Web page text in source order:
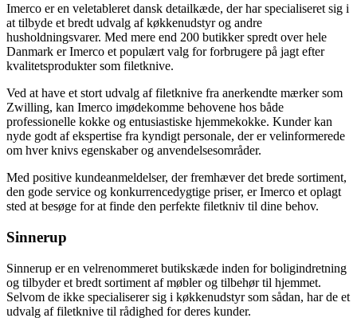
Imerco er en veletableret dansk detailkæde, der har specialiseret sig i
at tilbyde et bredt udvalg af køkkenudstyr og andre
husholdningsvarer. Med mere end 200 butikker spredt over hele
Danmark er Imerco et populært valg for forbrugere på jagt efter
kvalitetsprodukter som filetknive.
Ved at have et stort udvalg af filetknive fra anerkendte mærker som
Zwilling, kan Imerco imødekomme behovene hos både
professionelle kokke og entusiastiske hjemmekokke. Kunder kan
nyde godt af ekspertise fra kyndigt personale, der er velinformerede
om hver knivs egenskaber og anvendelsesområder.
Med positive kundeanmeldelser, der fremhæver det brede sortiment,
den gode service og konkurrencedygtige priser, er Imerco et oplagt
sted at besøge for at finde den perfekte filetkniv til dine behov.
Sinnerup
Sinnerup er en velrenommeret butikskæde inden for boligindretning
og tilbyder et bredt sortiment af møbler og tilbehør til hjemmet.
Selvom de ikke specialiserer sig i køkkenudstyr som sådan, har de et
udvalg af filetknive til rådighed for deres kunder.